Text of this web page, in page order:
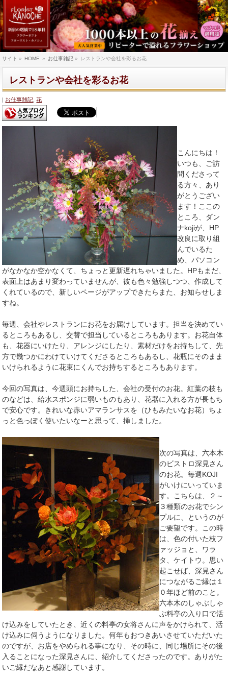
サイト » HOME » お仕事雑記 » レストランや会社を彩るお花
レストランや会社を彩るお花
お仕事雑記 ,花
こんにちは！
いつも、ご訪
問くださって
る方々、あり
がとうござい
ます！ここの
ところ、ダン
ナkojiが、HP
改良に取り組
んでいるた
め、パソコン
がなかなか空かなくて、ちょっと更新遅れちゃいました。HPもまだ、
表面上はあまり変わっていませんが、彼も色々勉強しつつ、作成して
くれているので、新しいページがアップできたらまた、お知らせしま
すね。
毎週、会社やレストランにお花をお届けしています。担当を決めてい
るところもあるし、交替で担当しているところもあります。お花自体
も、花器にいけたり、アレンジにしたり、素材だけをお持ちして、先
方で幾つかにわけていけてくださるところもあるし、花瓶にそのまま
いけられるように花束にくんでお持ちするところもあります。
今回の写真は、今週頭にお持ちした、会社の受付のお花。紅葉の枝も
のなどは、給水スポンジに弱いものもあり、花器に入れる方が長もち
で安心です。きれいな赤いアマランサスを（ひもみたいなお花）ちょ
っと色っぽく使いたいなーと思って、挿しました。
次の写真は、六本木
のビストロ深見さん
のお花。毎週KOJI
がいけにいっていま
す。こちらは、２～
３種類のお花でシン
プルに、というのが
ご要望です。この時
は、色の付いた枝フ
ァッジョと、ワラ
タ、ケイトウ。思い
起こせば、深見さん
につながるご縁は１
０年ほど前のこと。
六本木のしゃぶしゃ
ぶ料亭の入り口で活
け込みをしていたとき、近くの料亭の女将さんに声をかけられて、活
け込みに伺うようになりました。何年もおつきあいさせていただいた
のですが、お店をやめられる事になり、その時に、同じ場所にその後
入ることになった深見さんに、紹介してくださったのです。ありがた
いご縁だなあと感謝しています。